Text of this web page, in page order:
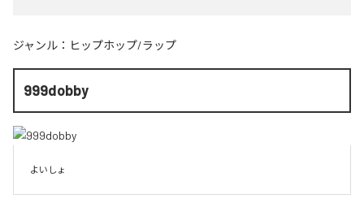
ジャンル： ヒップホップ/ラップ
999dobby
よいしょ